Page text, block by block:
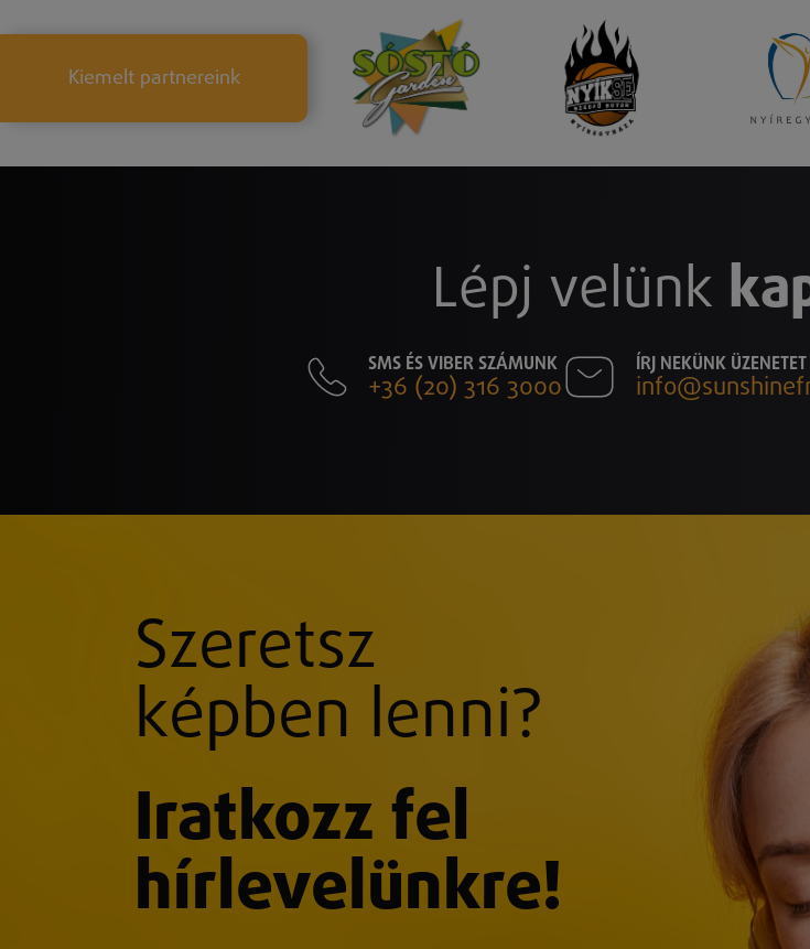
Kiemelt partnereink
Lépj velünk
SMS ÉS VIBER SZÁMUNK
+36 (20) 316 3000
ÍRJ NEKÜNK ÜZENETET
Szeretsz
képben lenni?
Iratkozz fel
hírlevelünkre!